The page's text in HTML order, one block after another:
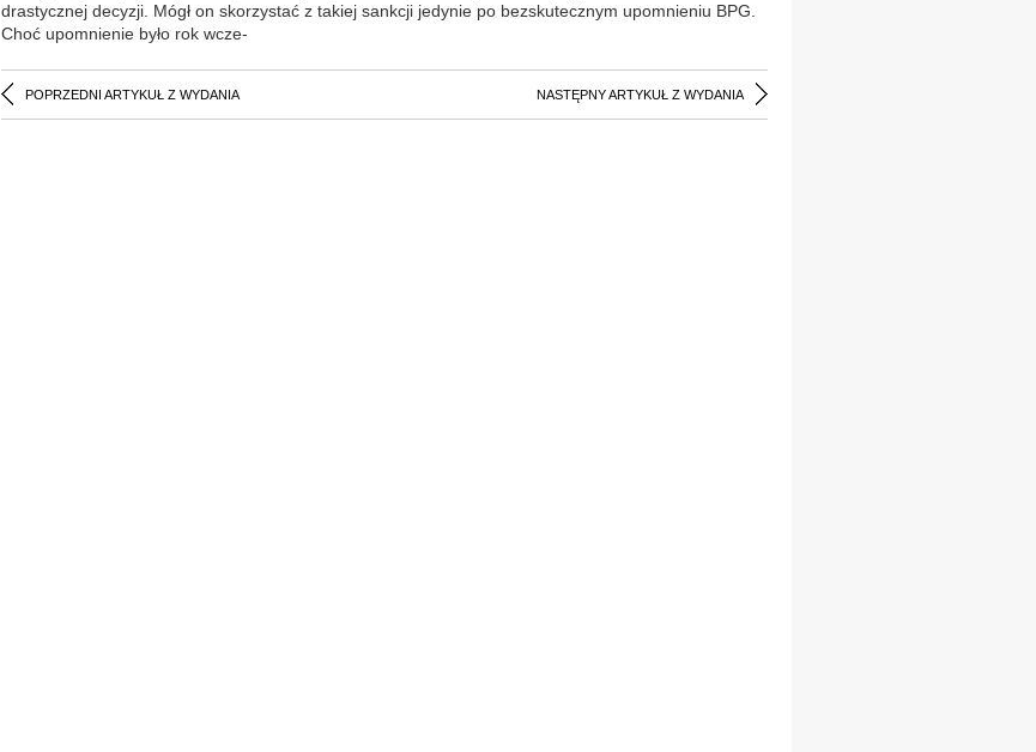
drastycznej decyzji. Mógł on skorzystać z takiej sankcji jedynie po bezskutecznym upomnieniu BPG.
Choć upomnienie było rok wcze-
POPRZEDNI ARTYKUŁ Z WYDANIA NASTĘPNY ARTYKUŁ Z WYDANIA